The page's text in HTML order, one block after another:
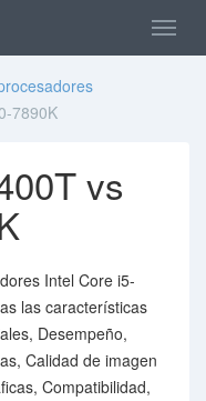
7890K
vs
Intel Core i5-
las características
Desempeño,
Calidad de imagen
Compatibilidad,